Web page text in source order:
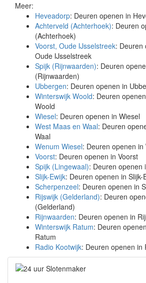
Meer:
Heveadorp: Deuren openen in
Achterveld (Achterhoek): Deuren
(Achterhoek)
Voorst, Oude IJsselstreek: Deuren
Oude IJsselstreek
Spijk (Rijnwaarden): Deuren
(Rijnwaarden)
Ubbergen: Deuren openen in
Winterswijk Woold: Deuren
Woold
Wiesel: Deuren openen in Wiesel
West Maas en Waal: Deuren
Waal
Wenum Wiesel: Deuren openen in
Voorst: Deuren openen in Voorst
Spijk (Lingewaal): Deuren openen
Slijk-Ewijk: Deuren openen in Slijk-
Scherpenzeel: Deuren openen in
Rijswijk (Gelderland): Deuren
(Gelderland)
Rijnwaarden: Deuren openen in
Winterswijk Ratum: Deuren
Ratum
Radio Kootwijk: Deuren openen in